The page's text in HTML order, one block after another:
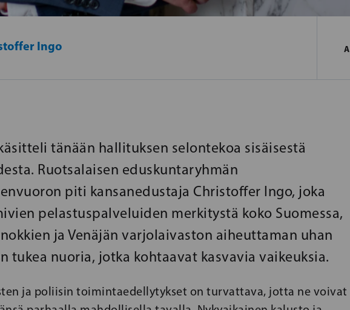
Ingo A
tänään hallituksen selontekoa sisäisestä
Ruotsalaisen eduskuntaryhmän
piti kansanedustaja Christoffer Ingo, joka
pelastuspalveluiden merkitystä koko Suomessa,
ja Venäjän varjolaivaston aiheuttaman uhan
tukea nuoria, jotka kohtaavat kasvavia vaikeuksia.
ja poliisin toimintaedellytykset on turvattava, jotta ne voivat